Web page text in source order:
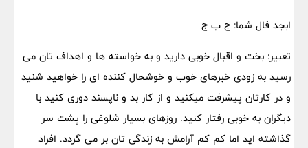
ابجد فال شما: ج ب ج
تعبیر: بخت و اقبال خوبی دارید و به خواسته ها و اهداف تان می
رسید به زودی خبرهای خوب و خوشحال کننده ای را خواهید شنید
و در کارتان پیشرفت میکنید و از کار بد و ناپسند دوری کنید با
دیگران به خوبی رفتار کنید. روزهای بسیار شلوغی را پشت سر
گذاشته اید اما کم کم آرامش به زندگی تان بر می گردد. افراد